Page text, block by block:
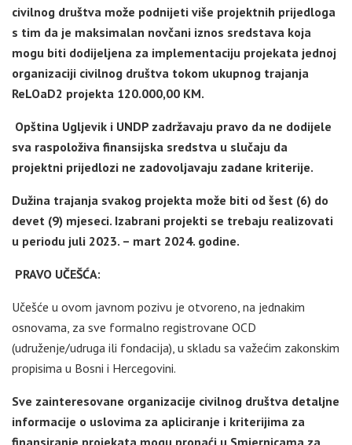
civilnog društva može podnijeti više projektnih prijedloga
s tim da je maksimalan novčani iznos sredstava koja
mogu biti dodijeljena za implementaciju projekata jednoj
organizaciji civilnog društva tokom ukupnog trajanja
ReLOaD2 projekta 120.000,00 KM.
Opština Ugljevik i UNDP zadržavaju pravo da ne dodijele
sva raspoloživa finansijska sredstva u slučaju da
projektni prijedlozi ne zadovoljavaju zadane kriterije.
Dužina trajanja svakog projekta može biti od šest (6) do
devet (9) mjeseci. Izabrani projekti se trebaju realizovati
u periodu juli 2023. – mart 2024. godine.
PRAVO UČEŠĆA:
Učešće u ovom javnom pozivu je otvoreno, na jednakim
osnovama, za sve formalno registrovane OCD
(udruženje/udruga ili fondacija), u skladu sa važećim zakonskim
propisima u Bosni i Hercegovini.
Sve zainteresovane organizacije civilnog društva detaljne
informacije o uslovima za apliciranje i kriterijima za
finansiranje projekata mogu pronaći u Smjernicama za